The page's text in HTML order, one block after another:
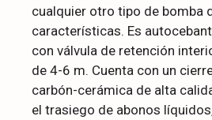
cualquier otro tipo de bomba
características. Es
con válvula de retención
de 4-6 m. Cuenta con un
carbón-cerámica de alta
el trasiego de abonos